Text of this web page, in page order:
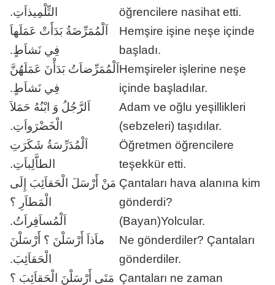
التِّلْمِيذاَتِ.
öğrencilere nasihat etti.
اَلْمُمَرِّضَةُ بَدَأَتْ عَمَلَهاَ
فِي نَشاَطٍ.
Hemşire işine neşe içinde
başladı.
اَلْمُمَرِّضاَتُ بَدَأْنَ عَمَلَهُنَّ
فِي نَشاَطٍ.
Hemşireler işlerine neşe
içinde başladılar.
اَلرَّجُلُ وَ ابْنُهُ حَمَلاَ
الْخَضْرَواَتِ.
Adam ve oğlu yeşillikleri
(sebzeleri) taşıdılar.
اَلْمُدَرِّسَةُ شَكَرَتِ
الطاَّلِباَتِ.
Öğretmen öğrencilere
teşekkür etti.
مَنْ أَرْسَلَ الْحَقاَئِبَ إِلَى
الْمَطاَرِ ؟
Çantaları hava alanına kim
gönderdi?
اَلْمُساَفِراَتُ.
(Bayan)Yolcular.
ماَذاَ أَرْسَلْنَ ؟ أَرْسَلْنَ
الْحَقاَئِبَ.
Ne gönderdiler? Çantaları
gönderdiler.
مَتَى أَرْسَلْنَ الْحَقاَئِبَ ؟ Çantaları ne zaman